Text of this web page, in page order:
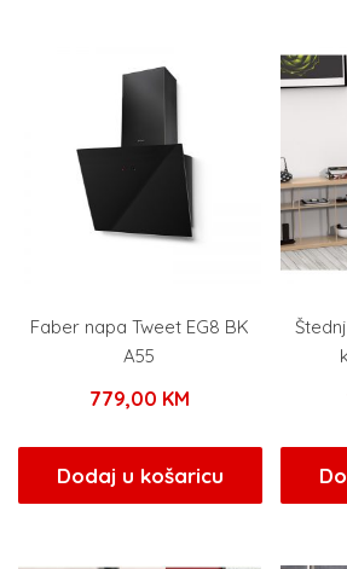
Faber napa Tweet EG8 BK
A55
779,00 KM
Dodaj u košaricu